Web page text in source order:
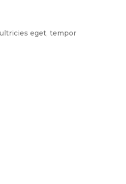
eget, tempor